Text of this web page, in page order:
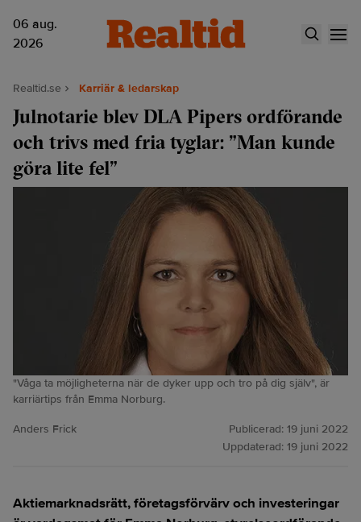
06 aug.
2026
Realtid.se Karriär & ledarskap
Julnotarie blev DLA Pipers ordförande
och trivs med fria tyglar: ”Man kunde
göra lite fel”
"Våga ta möjligheterna när de dyker upp och tro på dig själv", är
karriärtips från Emma Norburg.
Anders Frick Publicerad: 19 juni 2022
Uppdaterad: 19 juni 2022
Aktiemarknadsrätt, företagsförvärv och investeringar